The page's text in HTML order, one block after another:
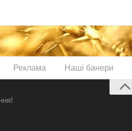
Реклама Наші банери